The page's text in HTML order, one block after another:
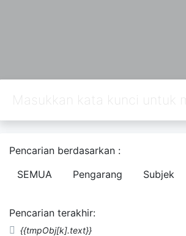
Pencarian berdasarkan :
SEMUA
Pengarang Subjek
Pencarian terakhir:
{{tmpObj[k].text}}
Perpustakaan
sandi yang diberikan oleh
namun belum memiliki kata sandi,